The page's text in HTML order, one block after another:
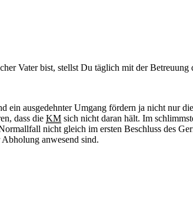
Vater bist, stellst Du täglich mit der
ein ausgedehnter Umgang fördern ja nicht nur
dass die KM sich nicht daran hält. Im
nicht gleich im ersten Beschluss des
anwesend sind.